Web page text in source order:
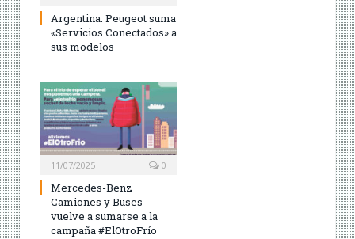
Argentina: Peugeot suma
«Servicios Conectados» a
sus modelos
11/07/2025 0
Mercedes-Benz
Camiones y Buses
vuelve a sumarse a la
campaña #ElOtroFrío